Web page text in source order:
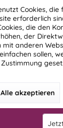
Cookies, die
erforderlich
die den
der
anderen
sollen,
Zustimmung
Alle akzeptieren